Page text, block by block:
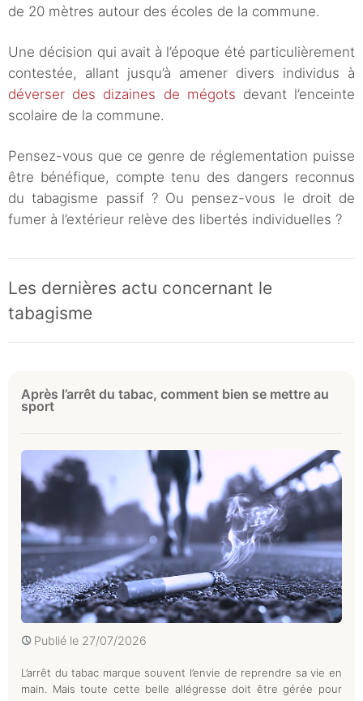
de 20 mètres autour des écoles de la commune.
Une décision qui avait à l’époque été particulièrement
contestée, allant jusqu’à amener divers individus à
déverser des dizaines de mégots devant l’enceinte
scolaire de la commune.
Pensez-vous que ce genre de réglementation puisse
être bénéfique, compte tenu des dangers reconnus
du tabagisme passif ? Ou pensez-vous le droit de
fumer à l’extérieur relève des libertés individuelles ?
Les dernières actu concernant le
tabagisme
Après l’arrêt du tabac, comment bien se mettre au
sport
Publié le 27/07/2026
L’arrêt du tabac marque souvent l’envie de reprendre sa vie en
main. Mais toute cette belle allégresse doit être gérée pour